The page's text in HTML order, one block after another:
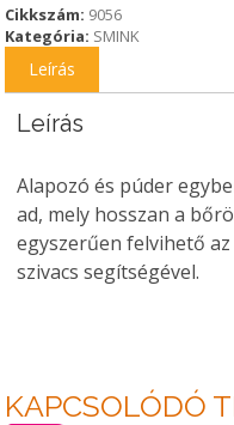
Cikkszám: 9056
Kategória: SMINK
Leírás
Leírás
Alapozó és púder
ad, mely hosszan a
egyszerűen felvihető
szivacs segítségével.
KAPCSOLÓDÓ